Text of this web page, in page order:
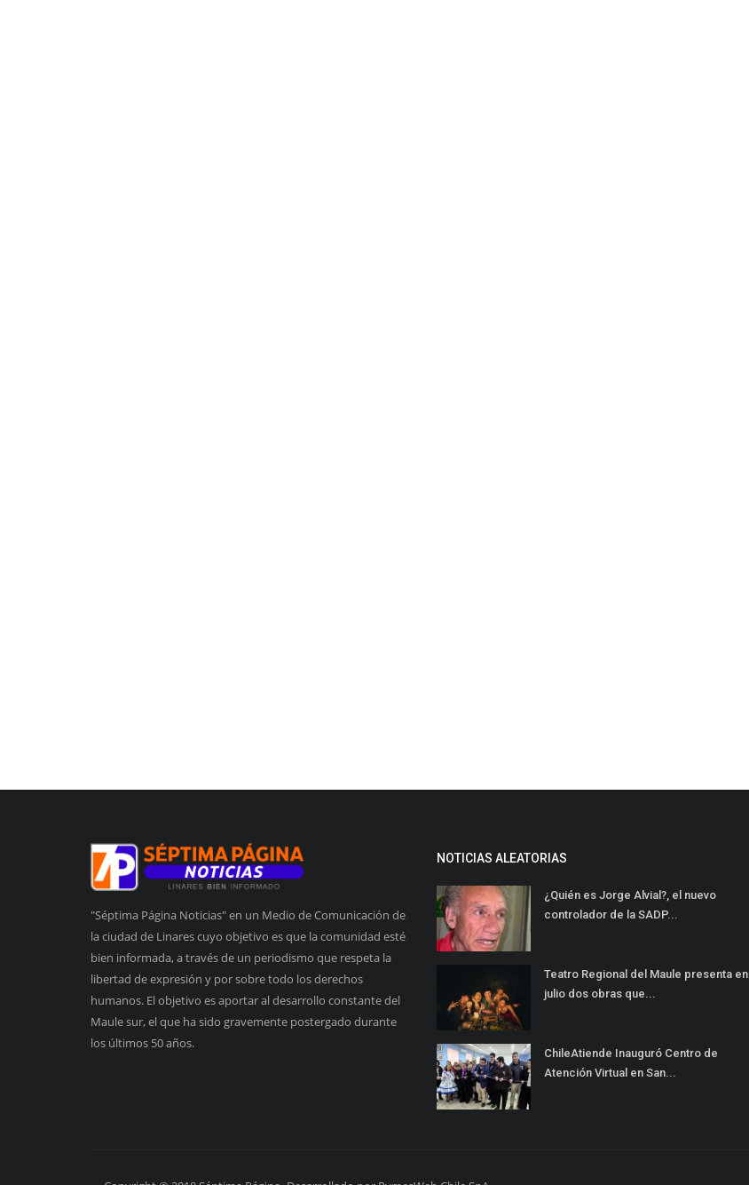
"Séptima Página Noticias" en un Medio de Comunicación de
la ciudad de Linares cuyo objetivo es que la comunidad esté
bien informada, a través de un periodismo que respeta la
libertad de expresión y por sobre todo los derechos
humanos. El objetivo es aportar al desarrollo constante del
Maule sur, el que ha sido gravemente postergado durante
los últimos 50 años.
NOTICIAS ALEATORIAS
¿Quién es Jorge Alvial?, el nuevo
controlador de la SADP...
Teatro Regional del Maule presenta en
julio dos obras que...
ChileAtiende Inauguró Centro de
Atención Virtual en San...